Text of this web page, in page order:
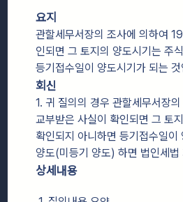
요지
관할세무서장의 조사에 의하여
인되면 그 토지의 양도시기는 주
등기접수일이 양도시기가 되는 것
회신
1. 귀 질의의 경우 관할세무서장
교부받은 사실이 확인되면 그 토
확인되지 아니하면 등기접수일
양도(미등기 양도) 하면 법인세
상세내용